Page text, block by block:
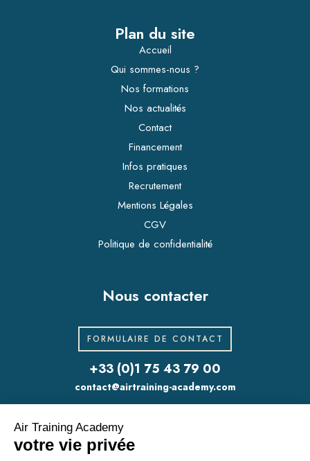
Plan du site
Accueil
Qui sommes-nous ?
Nos formations
Nos actualités
Contact
Financement
Infos pratiques
Recrutement
Mentions Légales
CGV
Politique de confidentialité
Nous contacter
FORMULAIRE DE CONTACT
+33 (0)1 75 43 79 00
contact@airtraining-academy.com
75015 Paris